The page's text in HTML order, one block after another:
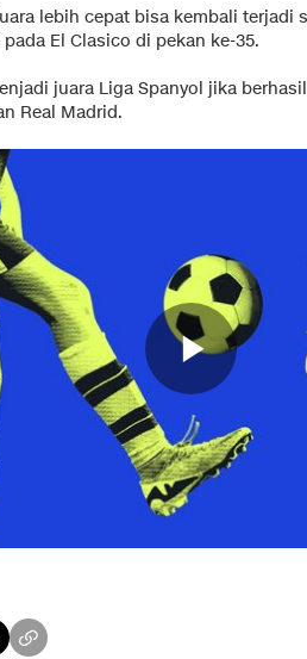
lebih cepat bisa kembali terjadi
El Clasico di pekan ke-35.
juara Liga Spanyol jika
Real Madrid.